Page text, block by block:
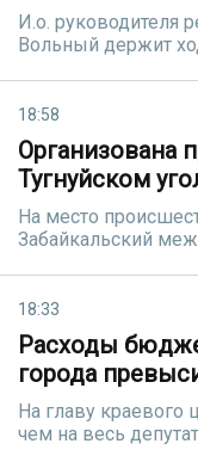
И.о. руководителя
Вольный держит
18:58
Организована
Тугнуйском
На место
Забайкальский
18:33
Расходы
города
На главу краевого
чем на весь